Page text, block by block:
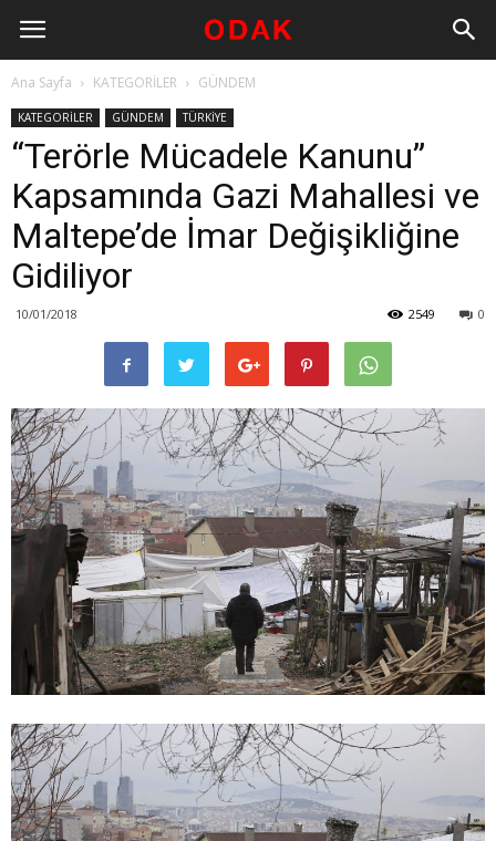
Ana Sayfa KATEGORİLER GÜNDEM
KATEGORİLER GÜNDEM TÜRKİYE
“Terörle Mücadele Kanunu”
Kapsamında Gazi Mahallesi ve
Maltepe’de İmar Değişikliğine
Gidiliyor
10/01/2018 0
2549